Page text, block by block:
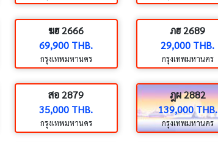
ฆฮ 2666
69,900 THB.
กรุงเทพมหานคร
ภฮ 2689
29,000 THB.
กรุงเทพมหานคร
สอ 2879
35,000 THB.
กรุงเทพมหานคร
ฎผ 2882
139,000 THB.
กรุงเทพมหานคร